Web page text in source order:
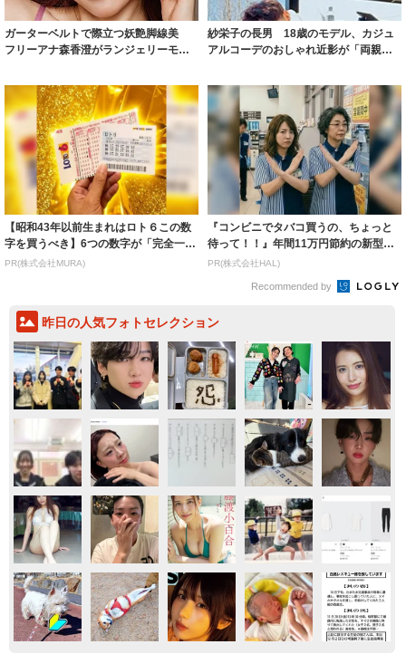
ガーターベルトで際立つ妖艶脚線美
フリーアナ森香澄がランジェリーモデ
紗栄子の長男 18歳のモデル、カジュ
アルコーデのおしゃれ近影が「両親の
【昭和43年以前生まれはロト６この数
字を買うべき】6つの数字が「完全一
致」する方...
PR(株式会社MURA)
『コンビニでタバコ買うの、ちょっと
待って！！』年間11万円節約の新型タ
バコ
PR(株式会社HAL)
Recommended by
昨日の人気フォトセレクション